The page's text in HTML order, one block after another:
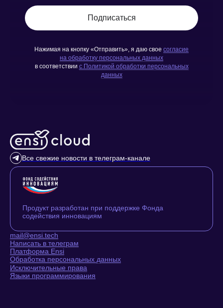
Подписаться
Нажимая на кнопку «Отправить», я даю свое согласие
на обработку персональных данных
в соответствии с Политикой обработки персональных
данных
Все свежие новости в телеграм-канале
Продукт разработан при поддержке Фонда
содействия инновациям
mail@ensi.tech
Написать в телеграм
Платформа Ensi
Обработка персональных данных
Исключительные права
Языки программирования